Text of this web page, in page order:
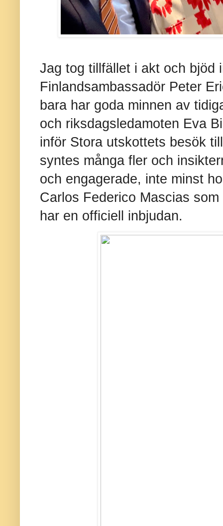
Jag tog tillfället i akt och bjöd
Finlandsambassadör Peter
bara har goda minnen av
och riksdagsledamoten Eva
inför Stora utskottets besök
syntes många fler och
och engagerade, inte minst
Carlos Federico Mascias
har en officiell inbjudan.